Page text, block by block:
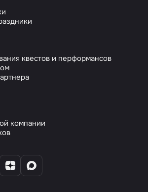
квестов и перформансов
компании